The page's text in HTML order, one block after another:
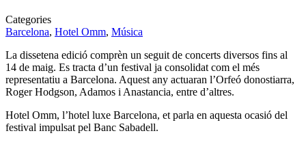
Categories
Barcelona, Hotel Omm, Música
La dissetena edició comprèn un seguit de concerts diversos fins al
14 de maig. Es tracta d’un festival ja consolidat com el més
representatiu a Barcelona. Aquest any actuaran l’Orfeó donostiarra,
Roger Hodgson, Adamos i Anastancia, entre d’altres.
Hotel Omm, l’hotel luxe Barcelona, et parla en aquesta ocasió del
festival impulsat pel Banc Sabadell.